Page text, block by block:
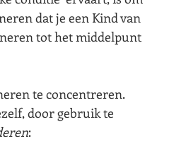
dat je een Kind van
tot het middelpunt
te concentreren.
door gebruik te
: